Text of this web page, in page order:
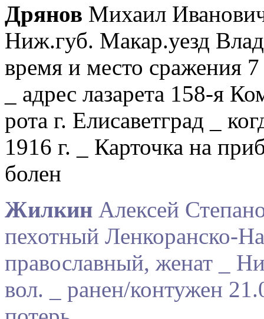
Дрянов Михаил
Ниж.губ. Макар.уезд
время и место сражения
_ адрес лазарета 158-я
рота г. Елисаветград _
1916 г. _ Карточка на
болен
Жилкин Алексей
пехотный Ленкоранско-
православный, женат _
вол. _ ранен/контужен